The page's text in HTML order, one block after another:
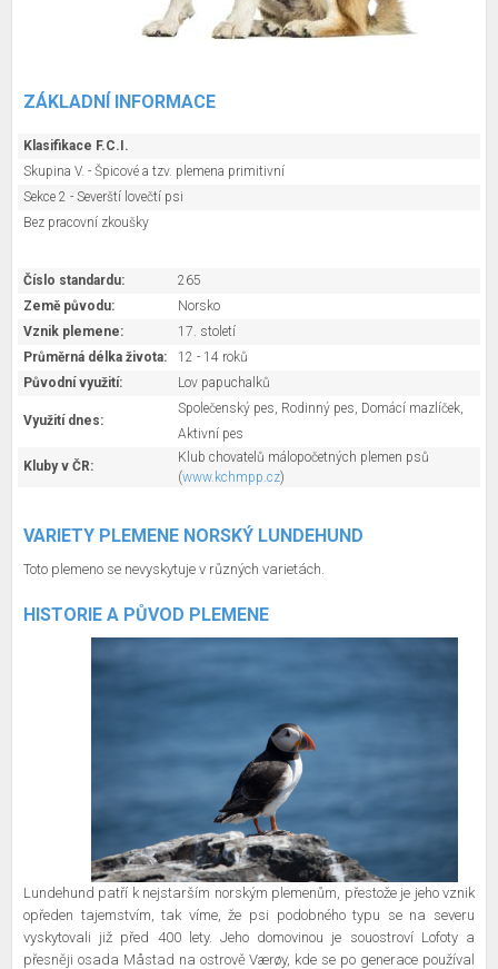
ZÁKLADNÍ INFORMACE
Klasifikace F.C.I.
Skupina V. - Špicové a tzv. plemena primitivní
Sekce 2 - Severští lovečtí psi
Bez pracovní zkoušky
Číslo standardu:
265
Země původu:
Norsko
Vznik plemene:
17. století
Průměrná délka života:
12 - 14 roků
Původní využití:
Lov papuchalků
Využití dnes:
Společenský pes, Rodinný pes, Domácí mazlíček,
Aktivní pes
Kluby v ČR:
Klub chovatelů málopočetných plemen psů
(www.kchmpp.cz)
VARIETY PLEMENE NORSKÝ LUNDEHUND
Toto plemeno se nevyskytuje v různých varietách.
HISTORIE A PŮVOD PLEMENE
Lundehund patří k nejstarším norským plemenům, přestože je jeho vznik
opředen tajemstvím, tak víme, že psi podobného typu se na severu
vyskytovali již před 400 lety. Jeho domovinou je souostroví Lofoty a
přesněji osada Måstad na ostrově Værøy, kde se po generace používal